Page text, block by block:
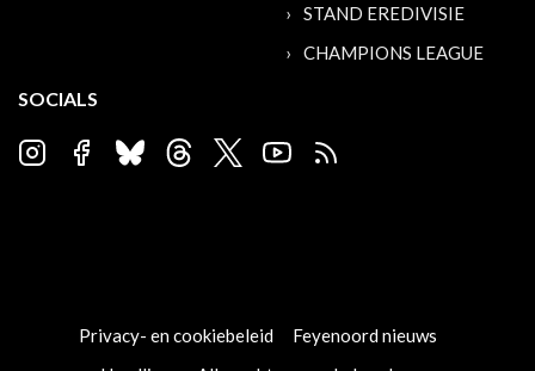
STAND EREDIVISIE
CHAMPIONS LEAGUE
SOCIALS
Privacy- en cookiebeleid
Feyenoord nieuws